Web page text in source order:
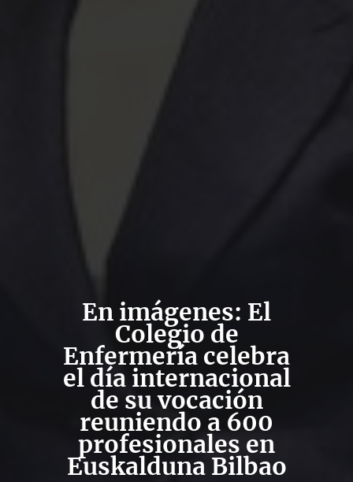
En imágenes: El
Colegio de
Enfermería celebra
el día internacional
de su vocación
reuniendo a 600
profesionales en
Euskalduna Bilbao